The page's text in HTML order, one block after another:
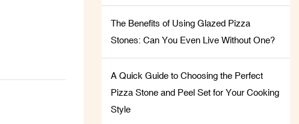
The Benefits of Using Glazed Pizza
Stones: Can You Even Live Without One?
A Quick Guide to Choosing the Perfect
Pizza Stone and Peel Set for Your Cooking
Style